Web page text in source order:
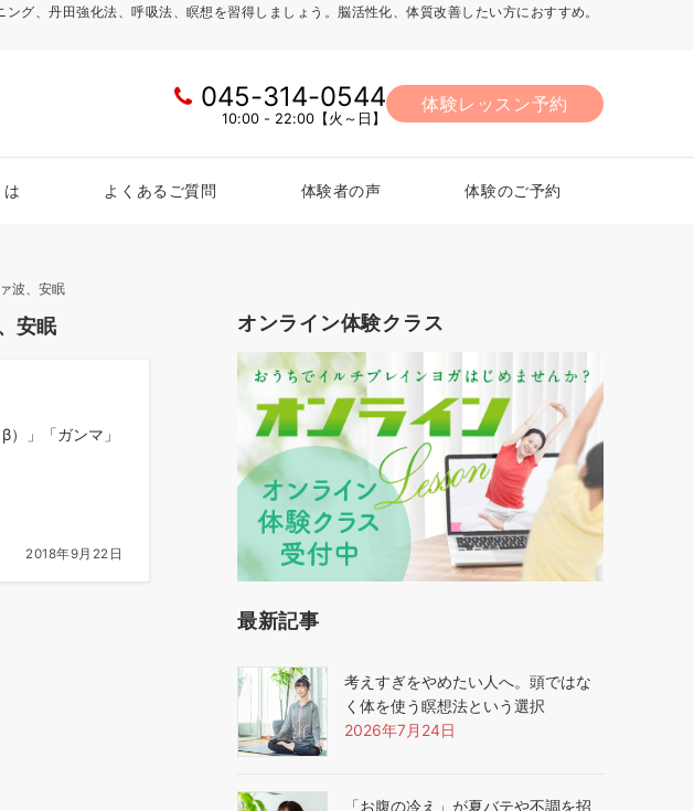
、丹田強化法、呼吸法、瞑想を習得しましょう。脳活性化、体質改善したい方におすすめ。
045-314-0544
10:00 - 22:00【火～日】
体験レッスン予約
よくあるご質問 体験者の声 体験のご予約
波、安眠
安眠
」「ガンマ」
2018年9月22日
オンライン体験クラス
最新記事
考えすぎをやめたい人へ。頭ではな
く体を使う瞑想法という選択
2026年7月24日
「お腹の冷え」が夏バテや不調を招